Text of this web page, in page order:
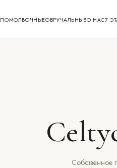
ПОМОЛВОЧНЫЕОБРУЧАЛЬНЫЕО НАС7
Собственное